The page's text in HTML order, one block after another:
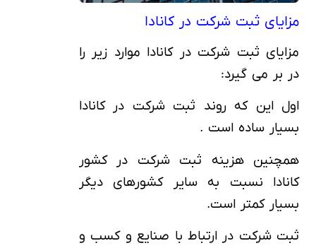
مزایای ثبت شرکت در کانادا
مزایای ثبت شرکت در کانادا موارد زیر را
در بر می گیرد:
اول این که روند ثبت شرکت در کانادا
بسیار ساده است .
همچنین هزینه ثبت شرکت در کشور
کانادا نسبت به سایر کشورهای دیگر
بسیار کمتر است.
ثبت شرکت در ارتباط با صنایع و کسب و